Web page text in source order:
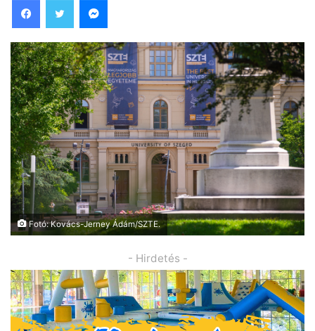
Fotó: Kovács-Jerney Ádám/SZTE.
- Hirdetés -